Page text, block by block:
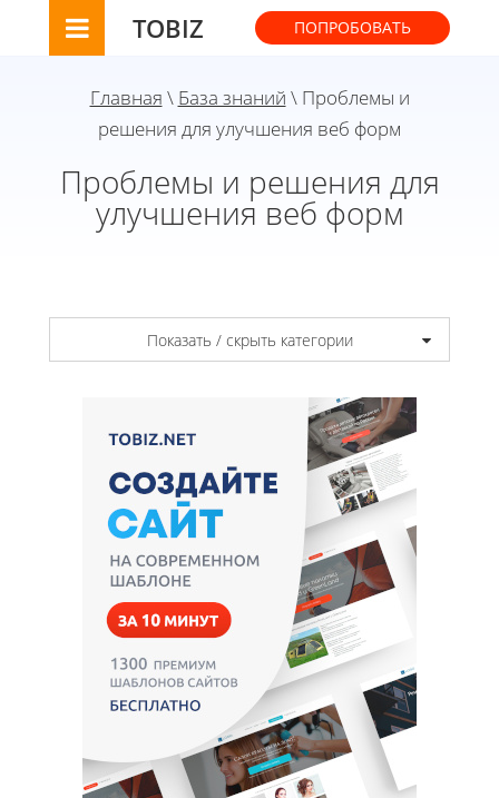
TOBIZ ПОПРОБОВАТЬ
Главная \ База знаний \ Проблемы и
решения для улучшения веб форм
Проблемы и решения для
улучшения веб форм
Показать / скрыть категории